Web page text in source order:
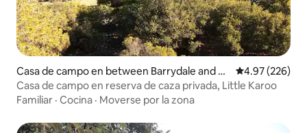
Casa de campo en between Barrydale and La
dismith
Calificación
4.97 (226)
Casa de campo en reserva de caza privada, Little Karoo
Familiar · Cocina · Moverse por la zona